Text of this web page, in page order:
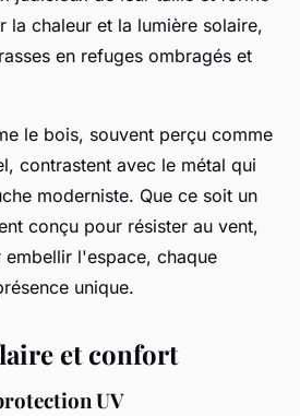
la chaleur et la lumière solaire,
en refuges ombragés et
le bois, souvent perçu comme
contrastent avec le métal qui
moderniste. Que ce soit un
conçu pour résister au vent,
l'espace, chaque
unique.
et confort
UV